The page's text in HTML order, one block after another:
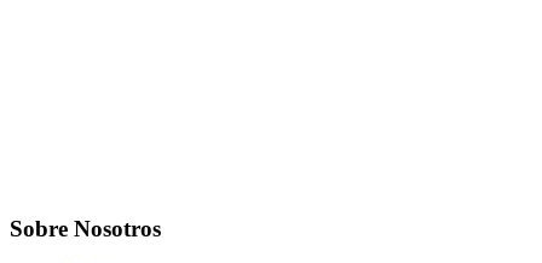
Sobre Nosotros